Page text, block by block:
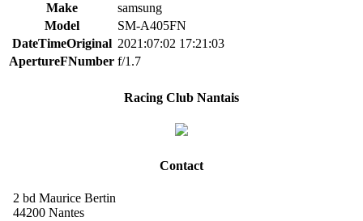
Make
samsung
Model
SM-A405FN
DateTimeOriginal 2021:07:02 17:21:03
ApertureFNumber f/1.7
Racing Club Nantais
Contact
2 bd Maurice Bertin
44200 Nantes